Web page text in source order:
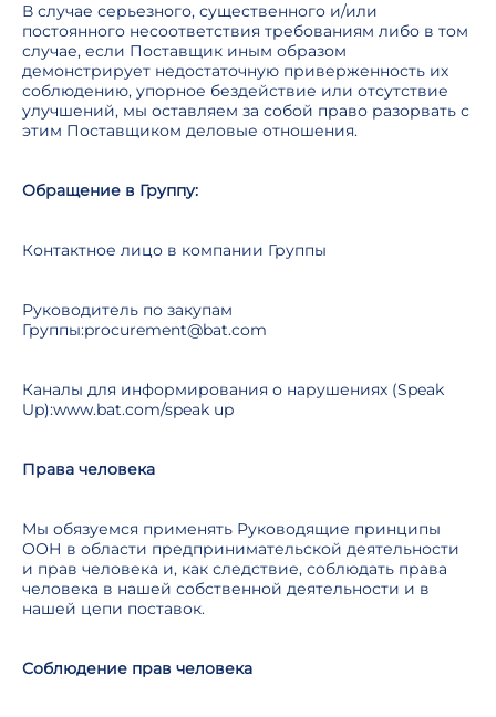
В случае серьезного, существенного и/или
постоянного несоответствия требованиям либо в том
случае, если Поставщик иным образом
демонстрирует недостаточную приверженность их
соблюдению, упорное бездействие или отсутствие
улучшений, мы оставляем за собой право разорвать с
этим Поставщиком деловые отношения.
Обращение в Группу:
Контактное лицо в компании Группы
Руководитель по закупам
Группы:procurement@bat.com
Каналы для информирования о нарушениях (Speak
Up):www.bat.com/speak up
Права человека
Мы обязуемся применять Руководящие принципы
ООН в области предпринимательской деятельности
и прав человека и, как следствие, соблюдать права
человека в нашей собственной деятельности и в
нашей цепи поставок.
Соблюдение прав человека